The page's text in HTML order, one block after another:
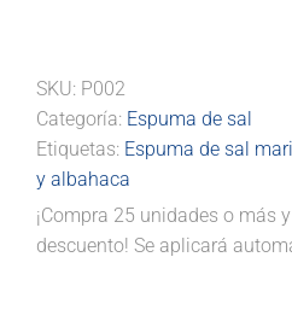
marina
con
tomate
100
g
SKU: P002
Categoría: Espuma de sal
Etiquetas: Espuma de sal
y albahaca
¡Compra 25 unidades o más
descuento! Se aplicará